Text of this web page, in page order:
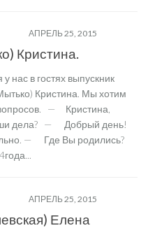
АПРЕЛЬ 25, 2015
Кристина.
нас в гостях выпускник
Кристина. Мы хотим
— Кристина,
дела? — Добрый день!
— Где Вы родились?
АПРЕЛЬ 25, 2015
Елена